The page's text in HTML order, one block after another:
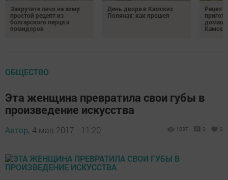
Закрутите лечо на зиму:
простой рецепт из
болгарского перца и
помидоров
День двора в Камских
Полянах: как прошел
ОБЩЕСТВО
Эта женщина превратила свои губы в
произведение искусства
Автор, 4 мая 2017 - 11:20 1037 0 0